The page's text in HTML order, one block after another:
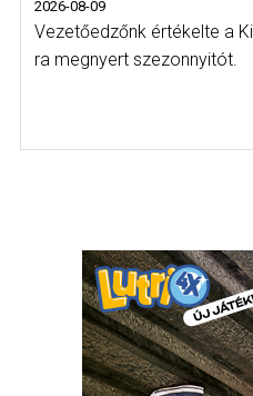
2026-08-09
Vezetőedzőnk értékelte a
ra megnyert szezonnyitót.